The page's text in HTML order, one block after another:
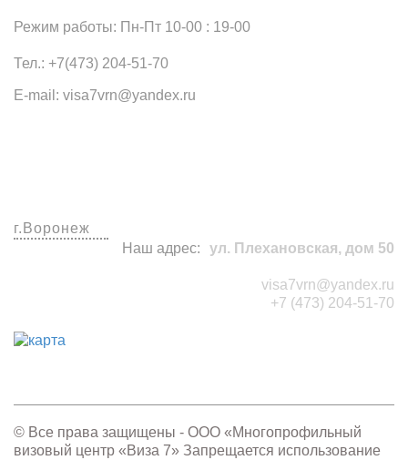
Режим работы: Пн-Пт 10-00 : 19-00
Тел.: +7(473) 204-51-70
E-mail: visa7vrn@yandex.ru
г.Воронеж
Наш адрес:
ул. Плехановская, дом 50
visa7vrn@yandex.ru
+7 (473) 204-51-70
© Все права защищены - OOO «Многопрофильный
визовый центр «Виза 7» Запрещается использование